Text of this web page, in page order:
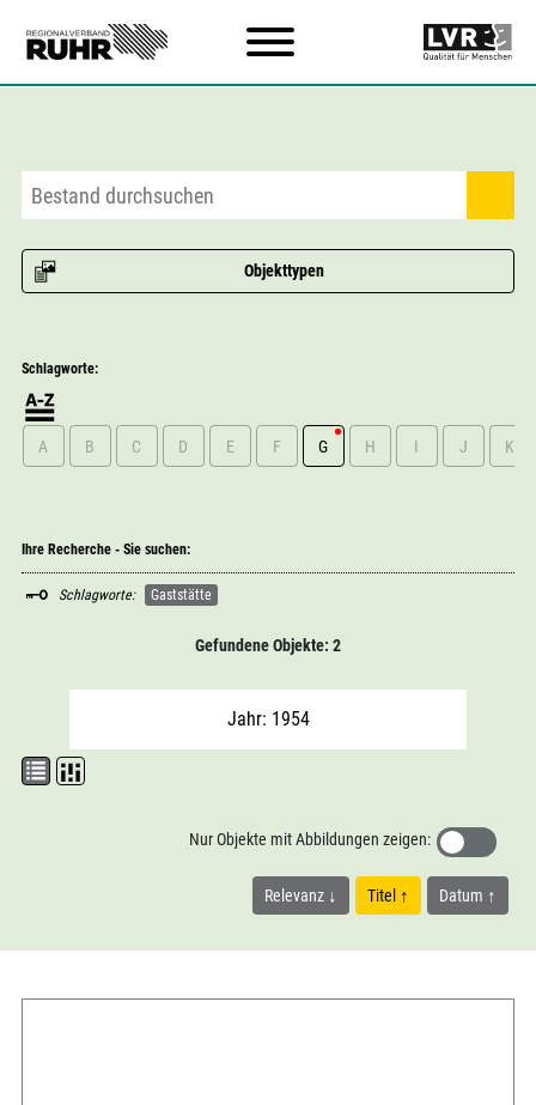
Objekttypen
Gefundene Objekte: 2
Jahr: 1954
Relevanz Titel Datum
Nur Objekte mit Abbildungen zeigen:
Schlagworte:
A B C D E F G H I J K
Ihre Recherche - Sie suchen:
Schlagworte: Gaststätte